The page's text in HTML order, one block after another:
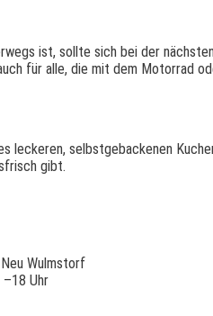
ist, sollte sich bei der
für alle, die mit dem Motorrad
leckeren, selbstgebackenen
gibt.
Wulmstorf
Uhr